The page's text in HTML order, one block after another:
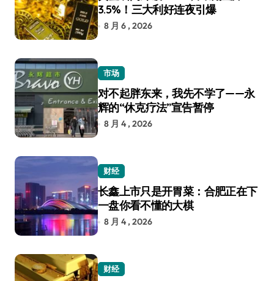
3.5%！三大利好连夜引爆
8 月 6 , 2026
市场
对不起胖东来，我先不学了——永
辉的“休克疗法”宣告暂停
8 月 4 , 2026
财经
长鑫上市只是开胃菜：合肥正在下
一盘你看不懂的大棋
8 月 4 , 2026
财经